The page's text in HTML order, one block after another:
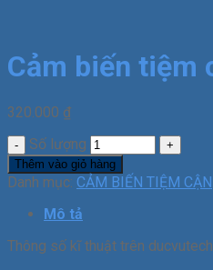
Cảm biến tiệm
320.000 ₫
Số lượng
Thêm vào giỏ hàng
Danh mục: CẢM BIẾN TIỆM CẬN
Mô tả
Thông số kĩ thuật trên